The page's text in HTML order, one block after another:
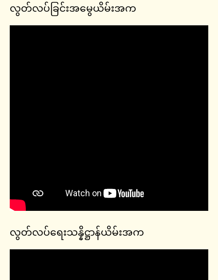
လွတ်လပ်ခြင်းအမွေယိမ်းအက
လွတ်လပ်ရေးသန္နိဋ္ဌာန်ယိမ်းအက